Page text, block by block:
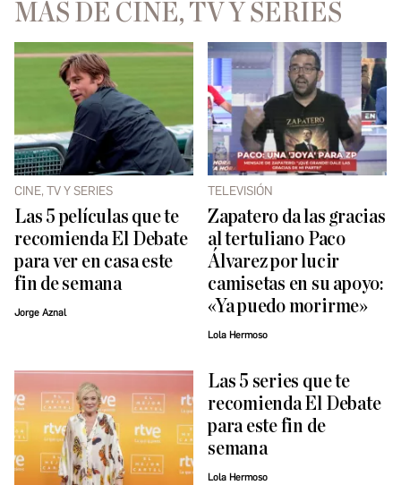
MÁS DE CINE, TV Y SERIES
CINE, TV Y SERIES
Las 5 películas que te
recomienda El Debate
para ver en casa este
fin de semana
Jorge Aznal
TELEVISIÓN
Zapatero da las gracias
al tertuliano Paco
Álvarez por lucir
camisetas en su apoyo:
«Ya puedo morirme»
Lola Hermoso
Las 5 series que te
recomienda El Debate
para este fin de
semana
Lola Hermoso